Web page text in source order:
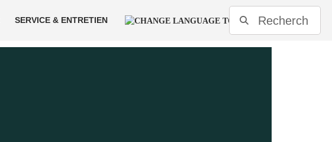
SERVICE & ENTRETIEN